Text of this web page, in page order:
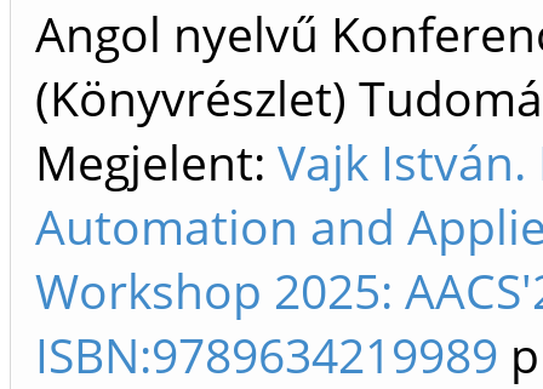
Angol nyelvű
(Könyvrészlet)
Megjelent: Vajk
Automation and
Workshop 2025:
ISBN:9789634219989